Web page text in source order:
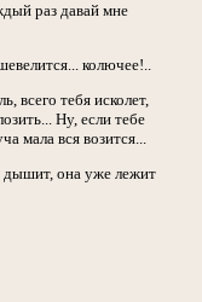
раз давай мне
колючее!..
всего тебя исколет,
Ну, если тебе
мала вся возится...
дышит, она уже лежит